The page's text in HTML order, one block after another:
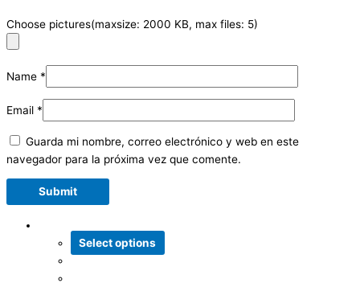
Choose pictures(maxsize: 2000 KB, max files: 5)
Name *
Email *
Guarda mi nombre, correo electrónico y web en este
navegador para la próxima vez que comente.
Select options